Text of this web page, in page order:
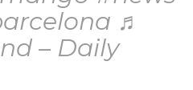
♬
– Daily